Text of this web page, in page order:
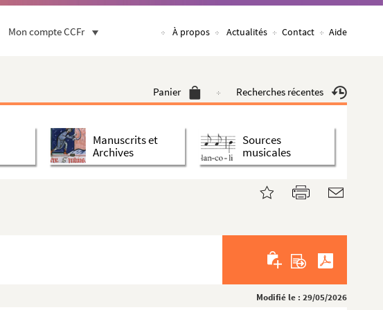
Mon compte CCFr À propos Actualités Contact Aide
Panier Recherches récentes
Manuscrits et
Archives
Sources
musicales
Modifié le : 29/05/2026